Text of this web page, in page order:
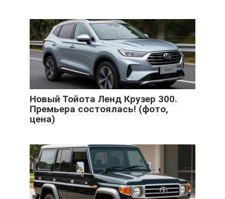
Новый Тойота Ленд Крузер 300.
Премьера состоялась! (фото,
цена)